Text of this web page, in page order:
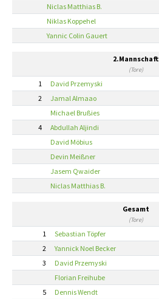
Niclas Matthias B.
Niklas Koppehel
Yannic Colin Gauert
2.Mannschaft
(Tore)
1 David Przemyski
2
Jamal Almaao
Michael Brußies
4
Abdullah Aljindi
David Möbius
Devin Meißner
Jasem Qwaider
Niclas Matthias B.
Gesamt
(Tore)
1 Sebastian Töpfer
2
Yannick Noel Becker
3
David Przemyski
Florian Freihube
5
Dennis Wendt